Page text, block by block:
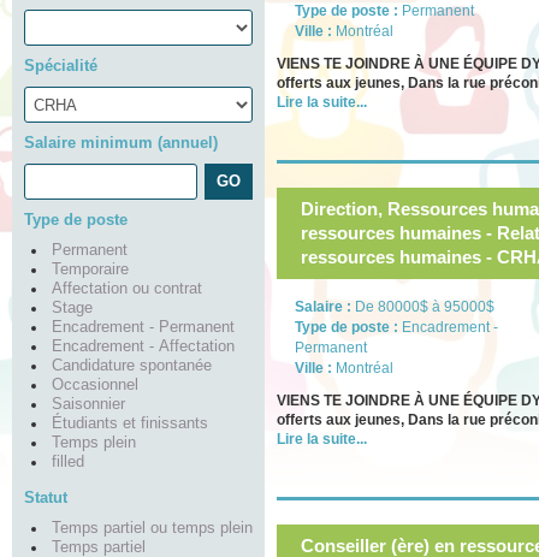
Spécialité
Salaire minimum (annuel)
Type de poste
Permanent
Temporaire
Affectation ou contrat
Stage
Encadrement - Permanent
Encadrement - Affectation
Candidature spontanée
Occasionnel
Saisonnier
Étudiants et finissants
Temps plein
filled
Statut
Temps partiel ou temps plein
Temps partiel
Type de poste : Permanent
Ville : Montréal
VIENS TE JOINDRE À UNE ÉQUIPE
offerts aux jeunes, Dans la rue
Lire la suite...
Direction, Ressources
ressources humaines -
ressources humaines -
Salaire : De 80000$ à 95000$
Type de poste : Encadrement -
Permanent
Ville : Montréal
VIENS TE JOINDRE À UNE ÉQUIPE
offerts aux jeunes, Dans la rue
Lire la suite...
Conseiller (ère) en